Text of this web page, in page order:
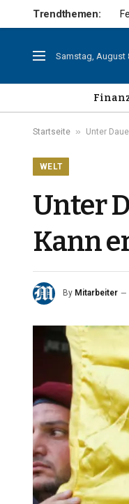
Trendthemen:
Samstag, August
Startseite » Unter
WELT
Unter
Kann
By Mitarbeiter